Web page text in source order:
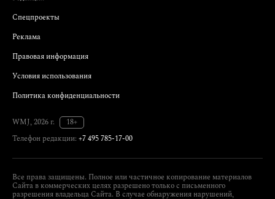
Спецпроекты
Реклама
Правовая информация
Условия использования
Политика конфиденциальности
WMJ, 2026 г.
18+
Телефон редакции: +7 495 785-17-00
Все права защищены. Полное или частичное копирование материалов
Сайта в коммерческих целях разрешено только с письменного
разрешения владельца Сайта. В случае обнаружения нарушений,